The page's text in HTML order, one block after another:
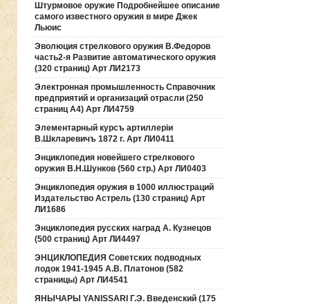
Штурмовое оружие Подробнейшее описание
самого известного оружия в мире Джек
Льюис
Эволюция стрелкового оружия В.Федоров
часть2-я Развитие автоматического оружия
(320 страниц) Арт ЛИ2173
Электронная промышленность Справочник
предприятий и организаций отрасли (250
страниц А4) Арт ЛИ4759
Элементарный курсъ артиллерiи
В.Шкларевичъ 1872 г. Арт ЛИ0411
Энциклопедия новейшего стрелкового
оружия В.Н.Шунков (560 стр.) Арт ЛИ0403
Энциклопедия оружия в 1000 иллюстраций
Издательство Астрель (130 страниц) Арт
ЛИ1686
Энциклопедия русских наград А. Кузнецов
(500 страниц) Арт ЛИ4497
ЭНЦИКЛОПЕДИЯ Советских подводных
лодок 1941-1945 А.В. Платонов (582
страницы) Арт ЛИ4541
ЯНЫЧАРЫ YANISSARI Г.Э. Введенский (175